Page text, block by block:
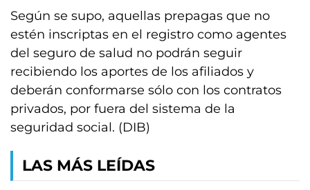
Según se supo, aquellas prepagas que no
estén inscriptas en el registro como agentes
del seguro de salud no podrán seguir
recibiendo los aportes de los afiliados y
deberán conformarse sólo con los contratos
privados, por fuera del sistema de la
seguridad social. (DIB)
LAS MÁS LEÍDAS